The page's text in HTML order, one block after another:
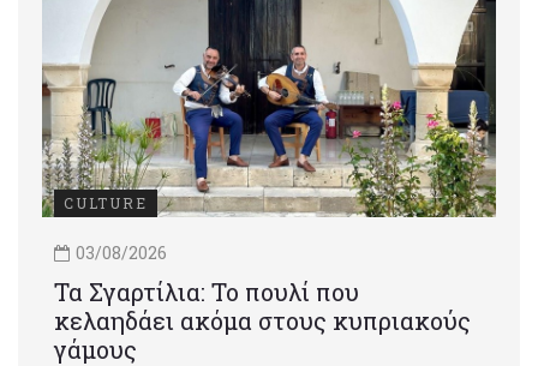
CULTURE
03/08/2026
Τα Σγαρτίλια: Το πουλί που
κελαηδάει ακόμα στους κυπριακούς
γάμους